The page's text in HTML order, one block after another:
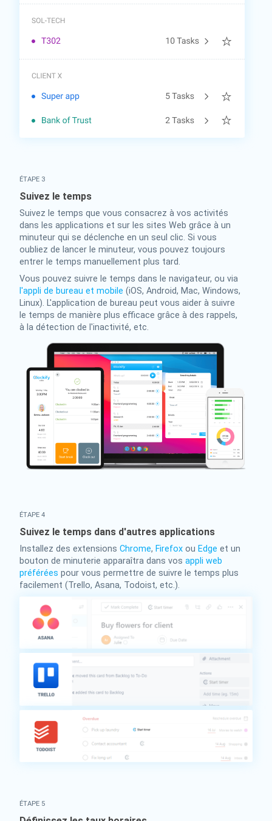
ÉTAPE 3
Suivez le temps
Suivez le temps que vous consacrez à vos activités
dans les applications et sur les sites Web grâce à un
minuteur qui se déclenche en un seul clic. Si vous
oubliez de lancer le minuteur, vous pouvez toujours
entrer le temps manuellement plus tard.
Vous pouvez suivre le temps dans le navigateur, ou via
l'appli de bureau et mobile (iOS, Android, Mac, Windows,
Linux). L'application de bureau peut vous aider à suivre
le temps de manière plus efficace grâce à des rappels,
à la détection de l'inactivité, etc.
ÉTAPE 4
Suivez le temps dans d'autres applications
Installez des extensions Chrome, Firefox ou Edge et un
bouton de minuterie apparaîtra dans vos appli web
préférées pour vous permettre de suivre le temps plus
facilement (Trello, Asana, Todoist, etc.).
ÉTAPE 5